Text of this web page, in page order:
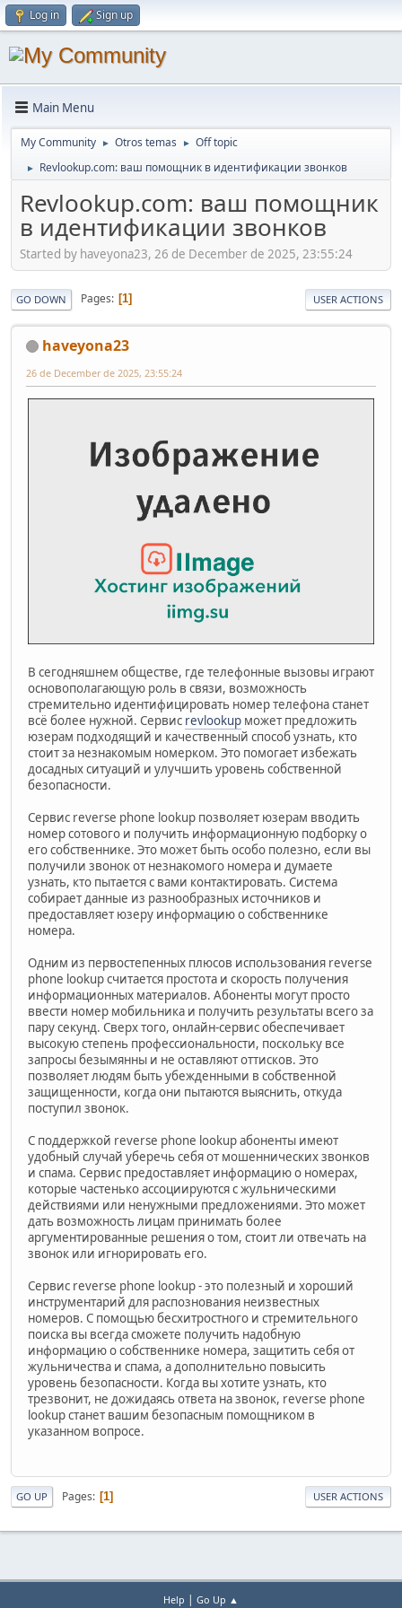
Log in Sign up
Main Menu
My Community ► Otros temas ► Off topic
► Revlookup.com: ваш помощник в идентификации звонков
Revlookup.com: ваш помощник
в идентификации звонков
Started by haveyona23, 26 de December de 2025, 23:55:24
GO DOWN Pages 1 USER ACTIONS
haveyona23
26 de December de 2025, 23:55:24
В сегодняшнем обществе, где телефонные вызовы играют
основополагающую роль в связи, возможность
стремительно идентифицировать номер телефона станет
всё более нужной. Сервис revlookup может предложить
юзерам подходящий и качественный способ узнать, кто
стоит за незнакомым номерком. Это помогает избежать
досадных ситуаций и улучшить уровень собственной
безопасности.
Сервис reverse phone lookup позволяет юзерам вводить
номер сотового и получить информационную подборку о
его собственнике. Это может быть особо полезно, если вы
получили звонок от незнакомого номера и думаете
узнать, кто пытается с вами контактировать. Система
собирает данные из разнообразных источников и
предоставляет юзеру информацию о собственнике
номера.
Одним из первостепенных плюсов использования reverse
phone lookup считается простота и скорость получения
информационных материалов. Абоненты могут просто
ввести номер мобильника и получить результаты всего за
пару секунд. Сверх того, онлайн-сервис обеспечивает
высокую степень профессиональности, поскольку все
запросы безымянны и не оставляют оттисков. Это
позволяет людям быть убежденными в собственной
защищенности, когда они пытаются выяснить, откуда
поступил звонок.
С поддержкой reverse phone lookup абоненты имеют
удобный случай уберечь себя от мошеннических звонков
и спама. Сервис предоставляет информацию о номерах,
которые частенько ассоциируются с жульническими
действиями или ненужными предложениями. Это может
дать возможность лицам принимать более
аргументированные решения о том, стоит ли отвечать на
звонок или игнорировать его.
Сервис reverse phone lookup - это полезный и хороший
инструментарий для распознования неизвестных
номеров. С помощью бесхитростного и стремительного
поиска вы всегда сможете получить надобную
информацию о собственнике номера, защитить себя от
жульничества и спама, а дополнительно повысить
уровень безопасности. Когда вы хотите узнать, кто
трезвонит, не дожидаясь ответа на звонок, reverse phone
lookup станет вашим безопасным помощником в
указанном вопросе.
GO UP Pages 1 USER ACTIONS
Help | Go Up ▲